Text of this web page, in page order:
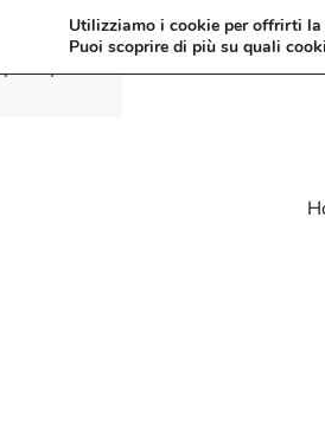
Utilizziamo i cookie per offrirti
Puoi scoprire di più su quali